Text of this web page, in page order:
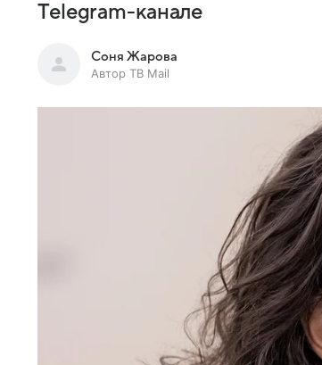
Telegram-канале
Соня Жарова
Автор ТВ Mail